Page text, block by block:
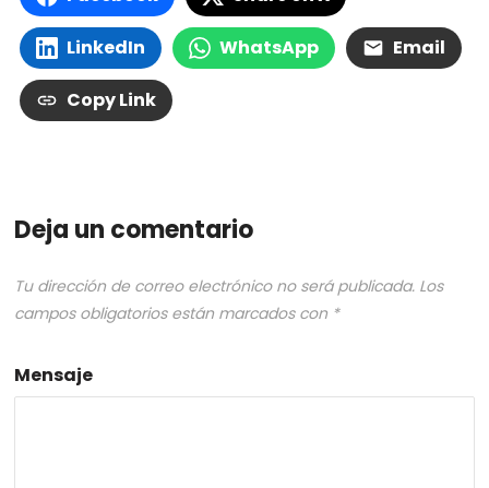
LinkedIn WhatsApp Email
Copy Link
Deja un comentario
Tu dirección de correo electrónico no será publicada. Los
campos obligatorios están marcados con *
Mensaje